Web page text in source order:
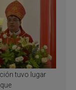
tuvo lugar